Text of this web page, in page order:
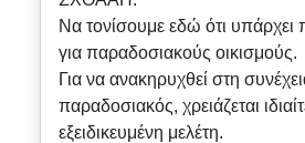
Να τονίσουμε εδώ ότι
για παραδοσιακούς οικισμούς.
Για να ανακηρυχθεί στη
παραδοσιακός, χρειάζεται
εξειδικευμένη μελέτη.